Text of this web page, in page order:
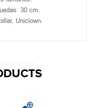
30 cm.
Uniclown.